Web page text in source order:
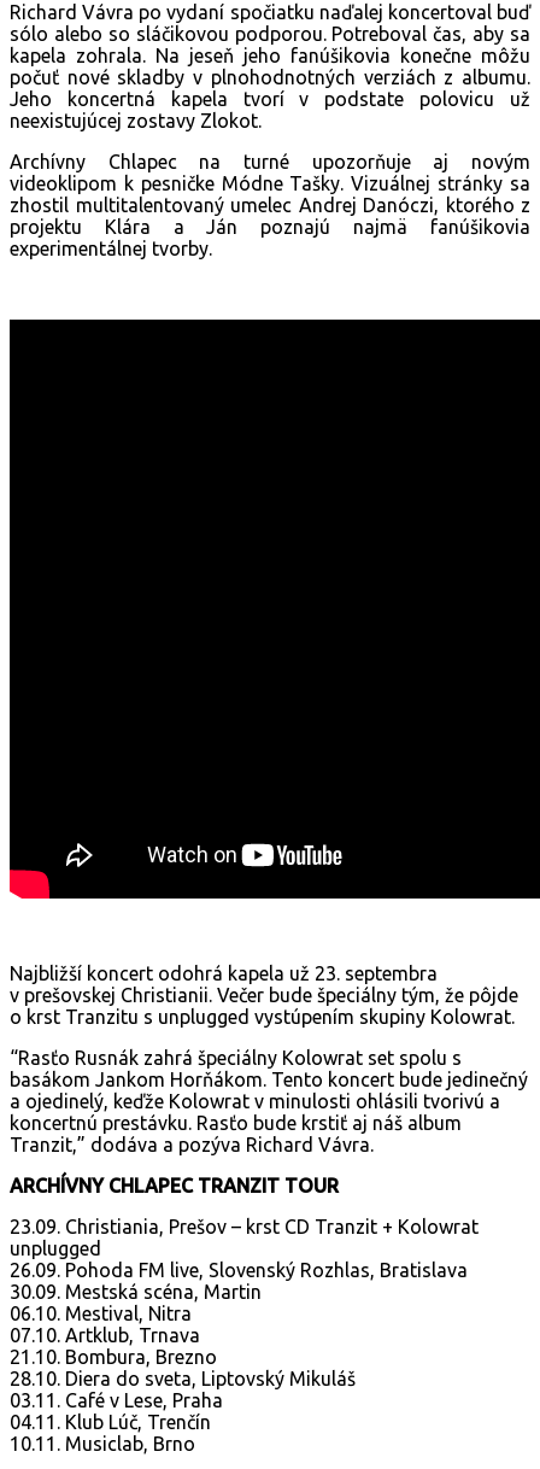
Richard Vávra po vydaní spočiatku naďalej koncertoval buď
sólo alebo so sláčikovou podporou. Potreboval čas, aby sa
kapela zohrala. Na jeseň jeho fanúšikovia konečne môžu
počuť nové skladby v plnohodnotných verziách z albumu.
Jeho koncertná kapela tvorí v podstate polovicu už
neexistujúcej zostavy Zlokot.
Archívny Chlapec na turné upozorňuje aj novým
videoklipom k pesničke Módne Tašky. Vizuálnej stránky sa
zhostil multitalentovaný umelec Andrej Danóczi, ktorého z
projektu Klára a Ján poznajú najmä fanúšikovia
experimentálnej tvorby.
Najbližší koncert odohrá kapela už 23. septembra
v prešovskej Christianii. Večer bude špeciálny tým, že pôjde
o krst Tranzitu s unplugged vystúpením skupiny Kolowrat.
“Rasťo Rusnák zahrá špeciálny Kolowrat set spolu s
basákom Jankom Horňákom. Tento koncert bude jedinečný
a ojedinelý, keďže Kolowrat v minulosti ohlásili tvorivú a
koncertnú prestávku. Rasťo bude krstiť aj náš album
Tranzit,” dodáva a pozýva Richard Vávra.
ARCHÍVNY CHLAPEC TRANZIT TOUR
23.09. Christiania, Prešov – krst CD Tranzit + Kolowrat
unplugged
26.09. Pohoda FM live, Slovenský Rozhlas, Bratislava
30.09. Mestská scéna, Martin
06.10. Mestival, Nitra
07.10. Artklub, Trnava
21.10. Bombura, Brezno
28.10. Diera do sveta, Liptovský Mikuláš
03.11. Café v Lese, Praha
04.11. Klub Lúč, Trenčín
10.11. Musiclab, Brno